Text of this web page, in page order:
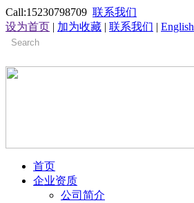
Call:15230798709 联系我们
设为首页 | 加为收藏 | 联系我们 | English
首页
企业资质
公司简介